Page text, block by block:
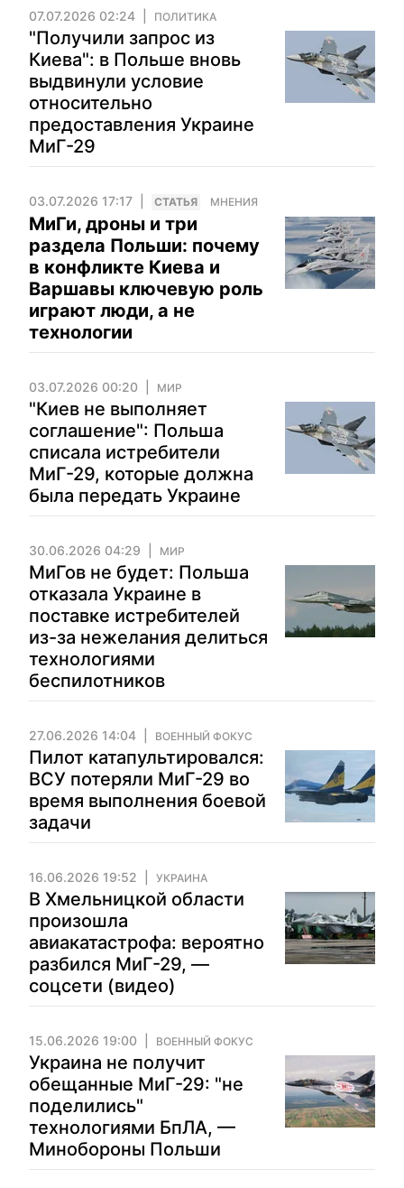
07.07.2026 02:24 ПОЛИТИКА
"Получили запрос из
Киева": в Польше вновь
выдвинули условие
относительно
предоставления Украине
МиГ-29
03.07.2026 17:17 CТАТЬЯ МНЕНИЯ
МиГи, дроны и три
раздела Польши: почему
в конфликте Киева и
Варшавы ключевую роль
играют люди, а не
технологии
03.07.2026 00:20 МИР
"Киев не выполняет
соглашение": Польша
списала истребители
МиГ-29, которые должна
была передать Украине
30.06.2026 04:29 МИР
МиГов не будет: Польша
отказала Украине в
поставке истребителей
из-за нежелания делиться
технологиями
беспилотников
27.06.2026 14:04 ВОЕННЫЙ ФОКУС
Пилот катапультировался:
ВСУ потеряли МиГ-29 во
время выполнения боевой
задачи
16.06.2026 19:52 УКРАИНА
В Хмельницкой области
произошла
авиакатастрофа: вероятно
разбился МиГ-29, —
соцсети (видео)
15.06.2026 19:00 ВОЕННЫЙ ФОКУС
Украина не получит
обещанные МиГ-29: "не
поделились"
технологиями БпЛА, —
Минобороны Польши